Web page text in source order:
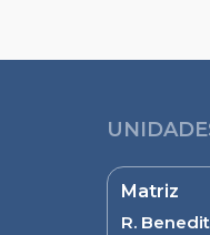
Matriz
R.